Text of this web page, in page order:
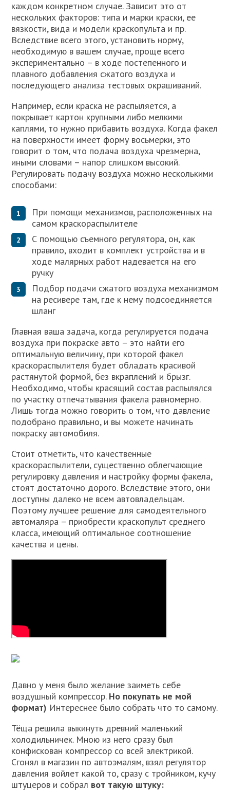
каждом конкретном случае. Зависит это от
нескольких факторов: типа и марки краски, ее
вязкости, вида и модели краскопульта и пр.
Вследствие всего этого, установить норму,
необходимую в вашем случае, проще всего
экспериментально – в ходе постепенного и
плавного добавления сжатого воздуха и
последующего анализа тестовых окрашиваний.
Например, если краска не распыляется, а
покрывает картон крупными либо мелкими
каплями, то нужно прибавить воздуха. Когда факел
на поверхности имеет форму восьмерки, это
говорит о том, что подача воздуха чрезмерна,
иными словами – напор слишком высокий.
Регулировать подачу воздуха можно несколькими
способами:
При помощи механизмов, расположенных на
самом краскораспылителе
С помощью съемного регулятора, он, как
правило, входит в комплект устройства и в
ходе малярных работ надевается на его
ручку
Подбор подачи сжатого воздуха механизмом
на ресивере там, где к нему подсоединяется
шланг
Главная ваша задача, когда регулируется подача
воздуха при покраске авто – это найти его
оптимальную величину, при которой факел
краскораспылителя будет обладать красивой
растянутой формой, без вкраплений и брызг.
Необходимо, чтобы красящий состав распылялся
по участку отпечатывания факела равномерно.
Лишь тогда можно говорить о том, что давление
подобрано правильно, и вы можете начинать
покраску автомобиля.
Стоит отметить, что качественные
краскораспылители, существенно облегчающие
регулировку давления и настройку формы факела,
стоят достаточно дорого. Вследствие этого, они
доступны далеко не всем автовладельцам.
Поэтому лучшее решение для самодеятельного
автомаляра – приобрести краскопульт среднего
класса, имеющий оптимальное соотношение
качества и цены.
Давно у меня было желание заиметь себе
воздушный компрессор. Но покупать не мой
формат) Интереснее было собрать что то самому.
Тёща решила выкинуть древний маленький
холодильничек. Мною из него сразу был
конфискован компрессор со всей электрикой.
Сгонял в магазин по автоэмалям, взял регулятор
давления войлет какой то, сразу с тройником, кучу
штуцеров и собрал вот такую штуку: